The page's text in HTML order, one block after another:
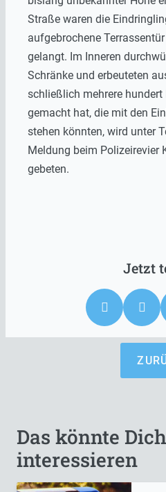
Straße waren die
aufgebrochene
gelangt. Im Inneren
Schränke und erbeuteten
schließlich mehrere hundert
gemacht hat, die mit den
stehen könnten, wird unter
Meldung beim Polizeirevier
gebeten.
Das könnte
interessieren